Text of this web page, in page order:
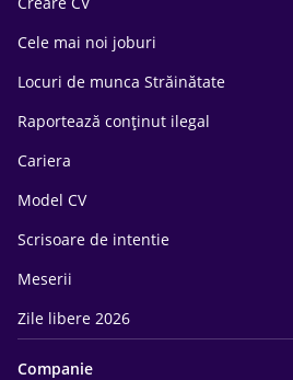
Cele mai noi joburi
Locuri de munca Străinătate
Raportează conținut ilegal
Cariera
Model CV
Scrisoare de intentie
Meserii
Zile libere 2026
Companie